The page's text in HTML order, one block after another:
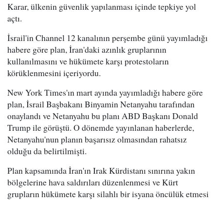
Karar, ülkenin güvenlik yapılanması içinde tepkiye yol
açtı.
İsrail'in Channel 12 kanalının perşembe günü yayımladığı
habere göre plan, İran'daki azınlık gruplarının
kullanılmasını ve hükümete karşı protestoların
körüklenmesini içeriyordu.
New York Times'ın mart ayında yayımladığı habere göre
plan, İsrail Başbakanı Binyamin Netanyahu tarafından
onaylandı ve Netanyahu bu planı ABD Başkanı Donald
Trump ile görüştü. O dönemde yayınlanan haberlerde,
Netanyahu'nun planın başarısız olmasından rahatsız
olduğu da belirtilmişti.
Plan kapsamında İran'ın Irak Kürdistanı sınırına yakın
bölgelerine hava saldırıları düzenlenmesi ve Kürt
grupların hükümete karşı silahlı bir isyana öncülük etmesi